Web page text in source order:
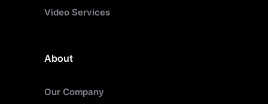
Video Services
About
Our Company